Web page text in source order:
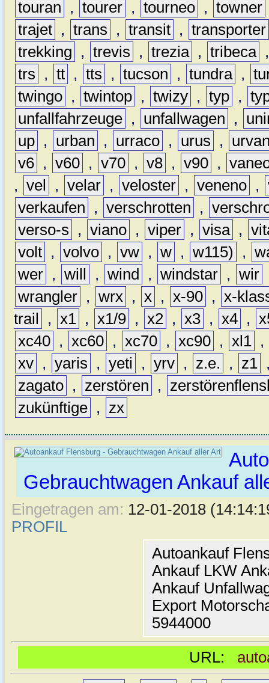
touran , tourer , tourneo , towner
trajet , trans , transit , transporter
trekking
, trevis , trezia , tribeca
trs
, tt , tts , tucson , tundra ,
twingo , twintop , twizy , typ ,
unfallfahrzeuge , unfallwagen ,
up , urban , urraco , urus ,
v6 , v60 , v70 , v8 , v90 ,
, vel , velar , veloster , veneno ,
verkaufen
, verschrotten ,
verso-s
, viano , viper , visa ,
volt , volvo , vw , w , w115) ,
wer , will , wind , windstar , wir
wrangler , wrx , x , x-90 , x-
trail
, x1 , x1/9 , x2 , x3 , x4 ,
xc40 , xc60 , xc70 , xc90 , xl1 ,
xv , yaris , yeti , yrv , z.e. , z1
zagato , zerstören ,
zukünftige , zx
Gebrauchtwagen Ankauf
Eingetragen am: 12-01-2018
PROFIL
Autoankauf
Ankauf LKW
Ankauf
Export
5944000
URL: